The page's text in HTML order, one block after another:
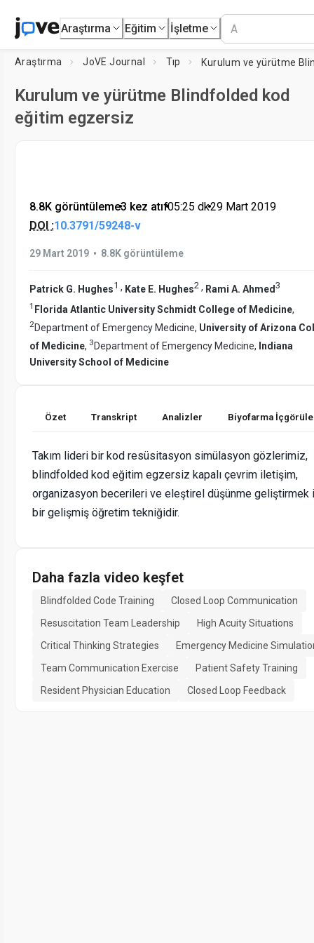
Araştırma Eğitim İşletme
Araştırma JoVE Journal Tıp
Kurulum ve yürütme Blindfolded kod
eğitim egzersiz
8.8K görüntüleme•3 kez atıf•05:25 dk•29 Mart 2019
DOI :10.3791/59248-v
29 Mart 2019 • 8.8K görüntüleme
Patrick G. Hughes1 , Kate E. Hughes2 , Rami A. Ahmed 3
1 Florida Atlantic University Schmidt College of Medicine,
2Department of Emergency Medicine, University of Arizona
of Medicine, 3 Department of Emergency Medicine, Indiana
University School of Medicine
Özet Transkript Analizler Biyofarma
Takım lideri bir kod resüsitasyon simülasyon gözlerimiz,
blindfolded kod eğitim egzersiz kapalı çevrim iletişim,
organizasyon becerileri ve eleştirel düşünme geliştirmek
bir gelişmiş öğretim tekniğidir.
Daha fazla video keşfet
Blindfolded Code Training
Closed Loop Communication
Resuscitation Team Leadership
High Acuity Situations
Critical Thinking Strategies
Emergency Medicine
Team Communication Exercise
Patient Safety Training
Resident Physician Education
Closed Loop Feedback